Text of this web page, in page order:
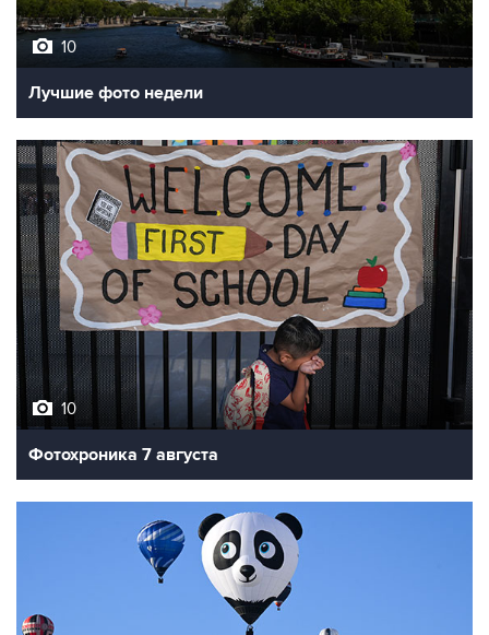
Лучшие фото недели
10
Фотохроника 7 августа